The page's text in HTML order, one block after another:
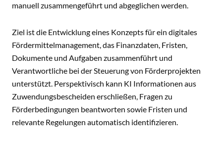
manuell zusammengeführt und abgeglichen werden.
Ziel ist die Entwicklung eines Konzepts für ein digitales
Fördermittelmanagement, das Finanzdaten, Fristen,
Dokumente und Aufgaben zusammenführt und
Verantwortliche bei der Steuerung von Förderprojekten
unterstützt. Perspektivisch kann KI Informationen aus
Zuwendungsbescheiden erschließen, Fragen zu
Förderbedingungen beantworten sowie Fristen und
relevante Regelungen automatisch identifizieren.